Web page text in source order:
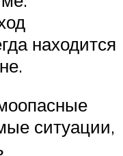
находится
ситуации,